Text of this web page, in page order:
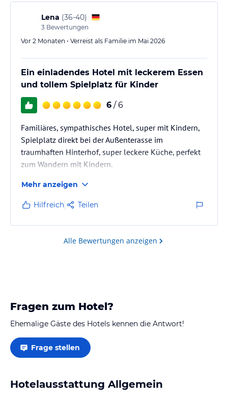
Hinweis: Allgemeine und unverbindliche
Hoteliers-/Veranstalter-/Kataloginformationen. Alle Angaben
ohne Gewähr und ohne Prüfung durch HolidayCheck. Bitte
Lena (36-40)
3 Bewertungen
Vor 2 Monaten • Verreist als Familie im Mai 2026
Ein einladendes Hotel mit leckerem Essen
und tollem Spielplatz für Kinder
6 / 6
Familiäres, sympathisches Hotel, super mit Kindern,
Spielplatz direkt bei der Außenterasse im
traumhaften Hinterhof, super leckere Küche, perfekt
zum Wandern mit Kindern.
Mehr anzeigen
Hilfreich Teilen
Alle Bewertungen anzeigen
Fragen zum Hotel?
Ehemalige Gäste des Hotels kennen die Antwort!
Frage stellen
Hotelausstattung Allgemein